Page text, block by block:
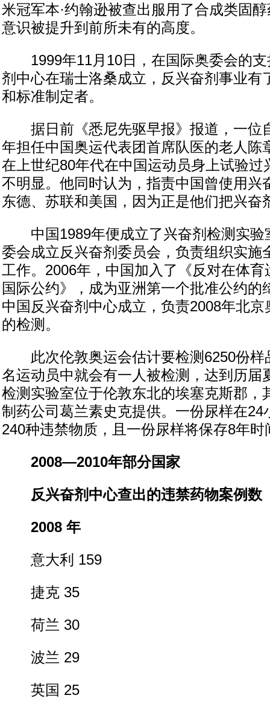
米冠军本·约翰逊被查出服用了合成类固
意识被提升到前所未有的高度。
1999年11月10日，在国际奥委会的支
剂中心在瑞士洛桑成立，反兴奋剂事业有
和标准制定者。
据日前《悉尼先驱早报》报道，一位
年担任中国奥运代表团首席队医的老人陈
在上世纪80年代在中国运动员身上试验过
不明显。他同时认为，指责中国曾使用兴
东德、苏联和美国，因为正是他们把兴奋
中国1989年便成立了兴奋剂检测实验
委会成立反兴奋剂委员会，负责组织实施
工作。2006年，中国加入了《反对在体
国际公约》，成为亚洲第一个批准公约的
中国反兴奋剂中心成立，负责2008年北京
的检测。
此次伦敦奥运会估计要检测6250份样
名运动员中就会有一人被检测，达到历届
检测实验室位于伦敦东北的埃塞克斯郡，
制药公司葛兰素史克提供。一份尿样在24
240种违禁物质，且一份尿样将保存8年时
2008—2010年部分国家
反兴奋剂中心查出的违禁药物案例数
2008 年
意大利 159
捷克 35
荷兰 30
波兰 29
英国 25